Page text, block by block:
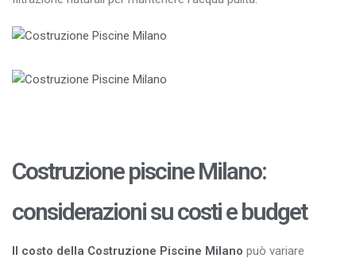
Costruzione piscine Milano:
considerazioni su costi e budget
Il costo della Costruzione Piscine Milano può variare